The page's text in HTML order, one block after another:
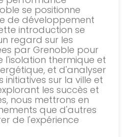
se positionne
de développement
introduction se
regard sur les
par Grenoble pour
l'isolation thermique et
et d'analyser
initiatives sur la ville et
les succès et
nous mettrons en
que d'autres
de l'expérience